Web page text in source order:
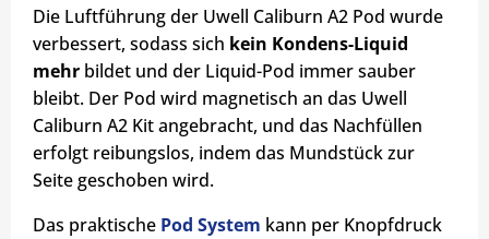
Die Luftführung der Uwell Caliburn A2 Pod wurde
verbessert, sodass sich kein Kondens-Liquid
mehr bildet und der Liquid-Pod immer sauber
bleibt. Der Pod wird magnetisch an das Uwell
Caliburn A2 Kit angebracht, und das Nachfüllen
erfolgt reibungslos, indem das Mundstück zur
Seite geschoben wird.
Das praktische Pod System kann per Knopfdruck